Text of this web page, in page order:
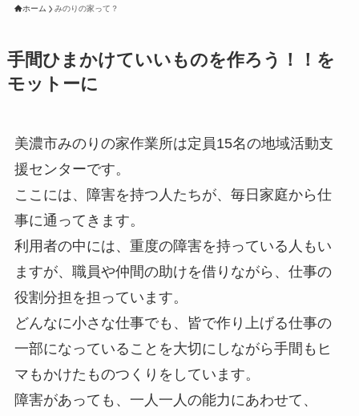
ホーム みのりの家って？
手間ひまかけていいものを作ろう！！を
モットーに
美濃市みのりの家作業所は定員15名の地域活動支
援センターです。
ここには、障害を持つ人たちが、毎日家庭から仕
事に通ってきます。
利用者の中には、重度の障害を持っている人もい
ますが、職員や仲間の助けを借りながら、仕事の
役割分担を担っています。
どんなに小さな仕事でも、皆で作り上げる仕事の
一部になっていることを大切にしながら手間もヒ
マもかけたものつくりをしています。
障害があっても、一人一人の能力にあわせて、